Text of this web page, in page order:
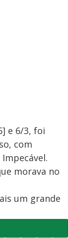
e 6/3, foi
com
morava no
um grande